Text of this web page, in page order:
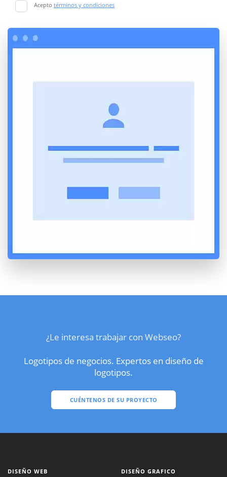
Acepto términos y condiciones
¿Le interesa trabajar con Webseo?
Logotipos de negocios. Expertos en diseño de
logotipos.
CUÉNTENOS DE SU PROYECTO
DISEÑO WEB DISEÑO GRAFICO